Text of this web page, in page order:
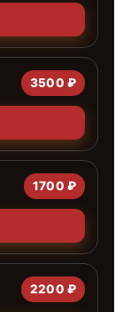
3500 ₽
1700 ₽
2200 ₽